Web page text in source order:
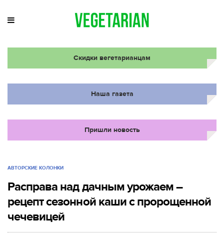
Скидки вегетарианцам
Наша газета
Пришли новость
АВТОРСКИЕ КОЛОНКИ
Расправа над дачным урожаем –
рецепт сезонной каши с пророщенной
чечевицей